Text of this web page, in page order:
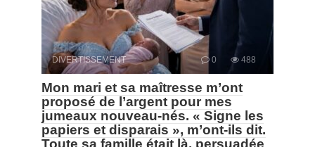
DIVERTISSEMENT 0 488
Mon mari et sa maîtresse m’ont
proposé de l’argent pour mes
jumeaux nouveau-nés. « Signe les
papiers et disparais », m’ont-ils dit.
Toute sa famille était là, persuadée